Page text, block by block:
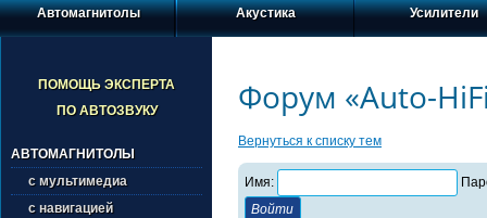
Автомагнитолы Акустика Усилители
ПОМОЩЬ ЭКСПЕРТА
ПО АВТОЗВУКУ
АВТОМАГНИТОЛЫ
с мультимедиа
с навигацией
Форум «Auto-
Вернуться к списку тем
Имя: